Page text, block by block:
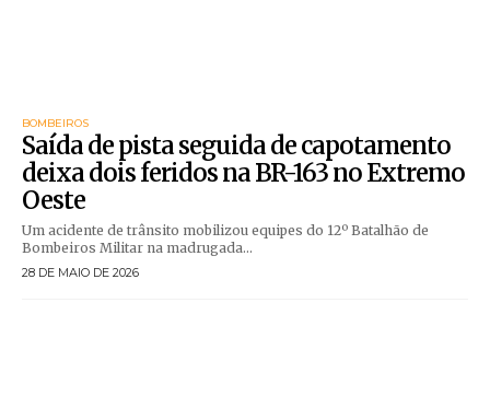
BOMBEIROS
Saída de pista seguida de capotamento
deixa dois feridos na BR-163 no Extremo
Oeste
Um acidente de trânsito mobilizou equipes do 12º Batalhão de
Bombeiros Militar na madrugada...
28 DE MAIO DE 2026